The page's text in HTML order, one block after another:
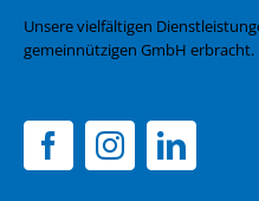
Unsere vielfältigen
gemeinnützigen GmbH erbracht.